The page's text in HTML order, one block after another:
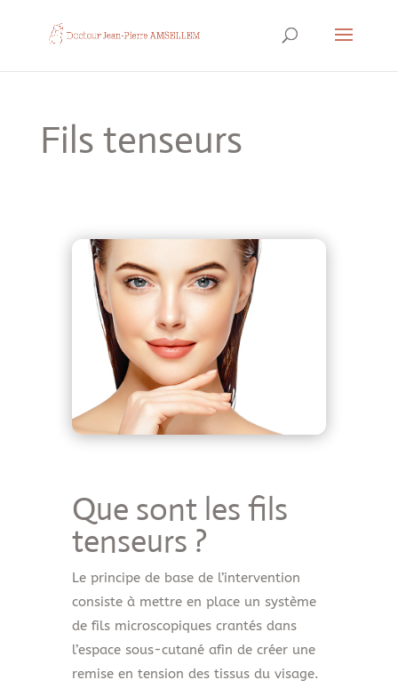
Fils tenseurs
Que sont les fils
tenseurs ?
Le principe de base de l’intervention
consiste à mettre en place un système
de fils microscopiques crantés dans
l’espace sous-cutané afin de créer une
remise en tension des tissus du visage.